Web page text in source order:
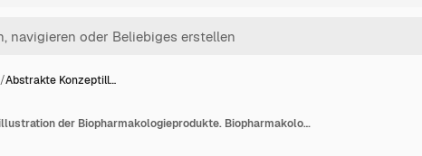
/Abstrakte Konzeptill…
Abstrakte Konzeptillustration der Biopharmakologieprodukte. Biopharmakologie und Körperpflege, biologisches Produkt, mediale Kosmetik, natürliche Apotheke, Nahrungsergänzungsmittel.